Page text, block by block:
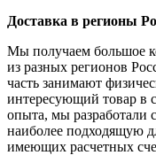
Доставка в регионы
Мы получаем большое
из разных регионов
часть занимают
интересующий товар в
опыта, мы разработали
наиболее подходящую
имеющих расчетных